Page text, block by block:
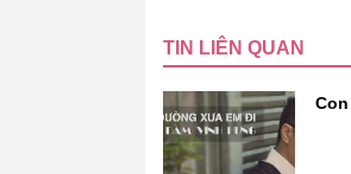
TIN LIÊN QUAN